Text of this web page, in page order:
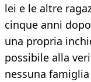
lei e le altre
cinque anni
una propria
possibile alla
nessuna